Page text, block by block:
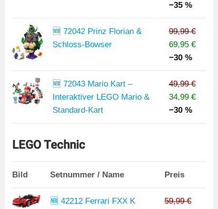
−35 %
🆕 72042 Prinz Florian &
Schloss-Bowser
99,99 €
69,95 €
−30 %
🆕 72043 Mario Kart –
Interaktiver LEGO Mario &
Standard-Kart
49,99 €
34,99 €
−30 %
LEGO Technic
Bild Setnummer / Name Preis
🆕 42212 Ferrari FXX K 59,99 €